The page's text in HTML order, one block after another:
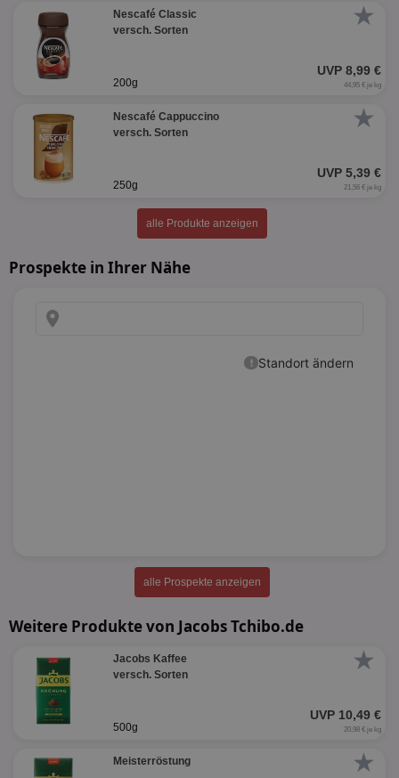
★
Nescafé Classic
versch. Sorten
UVP 8,99 €
200g 44,95 € je kg
★
Nescafé Cappuccino
versch. Sorten
UVP 5,39 €
250g 21,56 € je kg
alle Produkte anzeigen
Prospekte in Ihrer Nähe
alle Prospekte anzeigen
Weitere Produkte von Jacobs Tchibo.de
★
Jacobs Kaffee
versch. Sorten
UVP 10,49 €
500g 20,98 € je kg
★
Meisterröstung